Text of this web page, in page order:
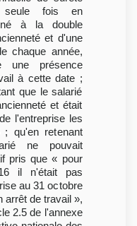
seule fois en
à la double
et d'une
chaque année,
une présence
à cette date ;
que le salarié
et était
l'entreprise les
qu'en retenant
ne pouvait
pris que « pour
il n'était pas
au 31 octobre
arrêt de travail »,
2.5 de l'annexe